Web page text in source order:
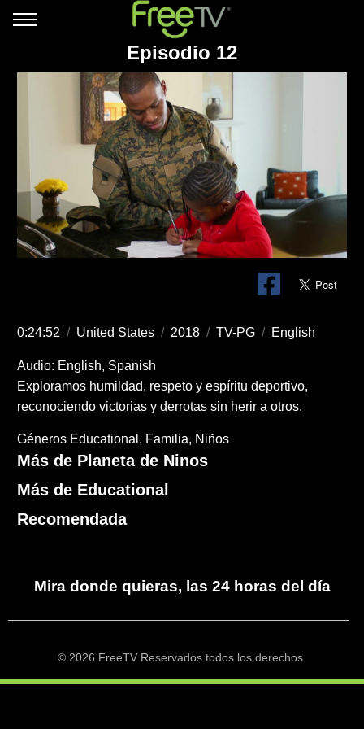
Episodio 12
0:24:52 / United States / 2018 / TV-PG / English
Audio: English, Spanish
Exploramos humildad, respeto y espíritu deportivo,
reconociendo victorias y derrotas sin herir a otros.
Géneros Educational Familia Niños
Más de Planeta de Ninos
Más de Educational
Recomendada
Mira donde quieras, las 24 horas del día
© 2026 FreeTV Reservados todos los derechos.